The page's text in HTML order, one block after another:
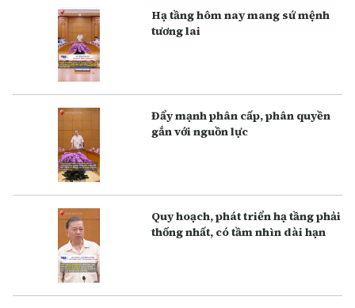
Hạ tầng hôm nay mang sứ mệnh
tương lai
Đẩy mạnh phân cấp, phân quyền
gắn với nguồn lực
Q uy hoạch, phát triển hạ tầng phải
thống nhất, có tầm nhìn dài hạn